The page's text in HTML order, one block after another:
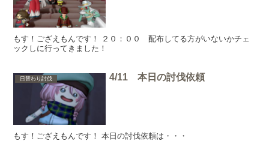
もす！ござえもんです！ ２０：００ 配布してる方がいないかチェ
ックしに行ってきました！
日替わり討伐 4/11 本日の討伐依頼
もす！ござえもんです！ 本日の討伐依頼は・・・